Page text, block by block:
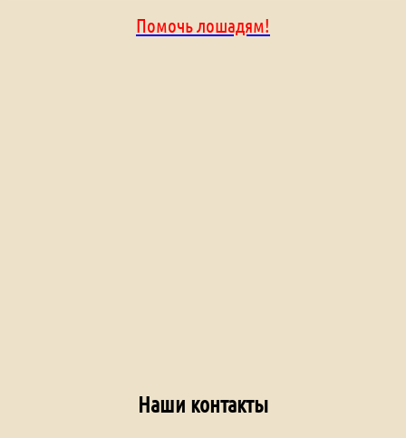
Помочь лошадям!
Наши контакты